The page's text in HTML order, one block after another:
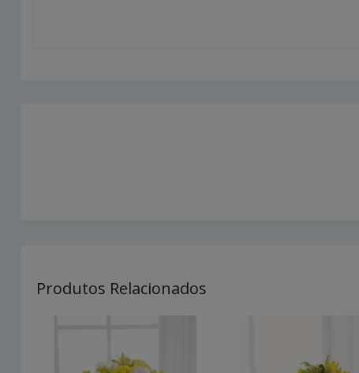
Produtos Relacionados